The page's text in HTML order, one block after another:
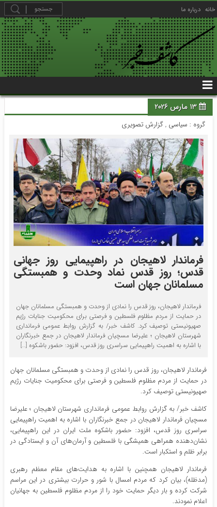
خانه درباره ما
13 مارس 2026
گروه : سیاسی ,گزارش تصویری
فرماندار لاهیجان در راهپیمایی روز جهانی
قدس؛ روز قدس نماد وحدت و همبستگی
مسلمانان جهان است
فرماندار لاهیجان، روز قدس را نمادی از وحدت و همبستگی مسلمانان جهان
در حمایت از مردم مظلوم فلسطین و فرصتی برای محکومیت جنایات رژیم
صهیونیستی توصیف کرد. کاشف خبر/ به گزارش روابط عمومی فرمانداری
شهرستان لاهیجان ؛ علیرضا مسچیان فرماندار لاهیجان در جمع خبرنگاران
با اشاره به اهمیت راهپیمایی سراسری روز قدس، افزود: حضور باشکوه […]
فرماندار لاهیجان، روز قدس را نمادی از وحدت و همبستگی مسلمانان جهان
در حمایت از مردم مظلوم فلسطین و فرصتی برای محکومیت جنایات رژیم
صهیونیستی توصیف کرد.
کاشف خبر/ به گزارش روابط عمومی فرمانداری شهرستان لاهیجان ؛ علیرضا
مسچیان فرماندار لاهیجان در جمع خبرنگاران با اشاره به اهمیت راهپیمایی
سراسری روز قدس، افزود: حضور باشکوه ملت ایران در این راهپیمایی،
نشان‌دهنده همراهی همیشگی با فلسطین و آرمان‌های آن و ایستادگی در
برابر ظلم و استکبار است.
فرماندار لاهیجان همچنین با اشاره به هدایت‌های مقام معظم رهبری
(مدظله)، بیان کرد که مردم امسال با شور و حرارت بیشتری در این مراسم
شرکت کرده و بار دیگر حمایت خود را از مردم مظلوم فلسطین به جهانیان
اعلام نمودند.